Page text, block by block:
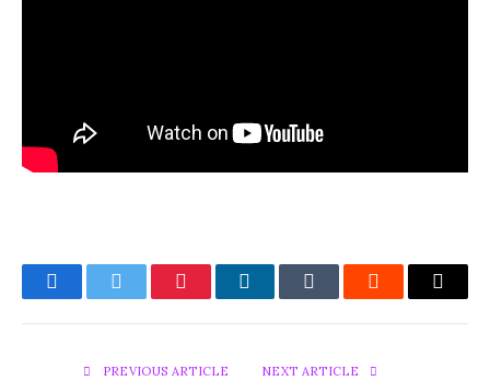
FacebookTwitter PinterestLinkedInTumblr Reddit Email
PREVIOUS ARTICLE NEXT ARTICLE